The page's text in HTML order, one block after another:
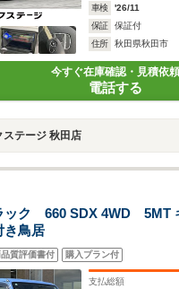
車検
'26/11
保証
保証付
住所
秋田県秋田市
今すぐ在庫確認・見積依頼
電話する
ステージ 秋田店
ック 660 SDX 4WD 5MT
き鳥居
質評価書付 購入プラン付
支払総額